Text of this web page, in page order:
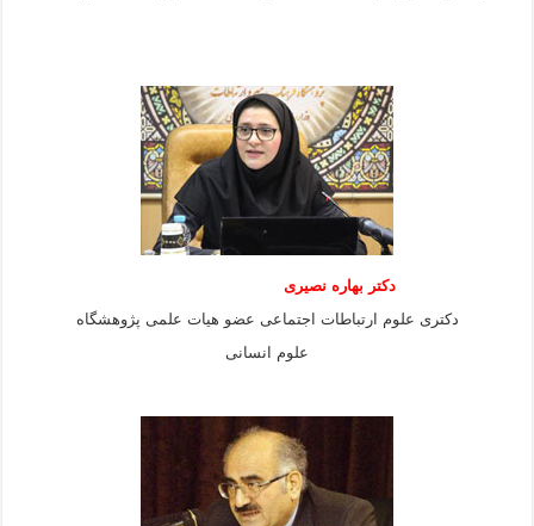
دکتر بهاره نصیری
دکتری علوم ارتباطات اجتماعی عضو هیات علمی پژوهشگاه
علوم انسانی